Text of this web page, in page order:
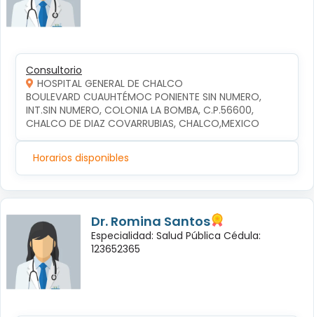
Consultorio
HOSPITAL GENERAL DE CHALCO
BOULEVARD CUAUHTÉMOC PONIENTE SIN NUMERO,
INT.SIN NUMERO, COLONIA LA BOMBA, C.P.56600,
CHALCO DE DIAZ COVARRUBIAS, CHALCO,MEXICO
Horarios disponibles
Dr. Romina Santos
Especialidad: Salud Pública Cédula:
123652365